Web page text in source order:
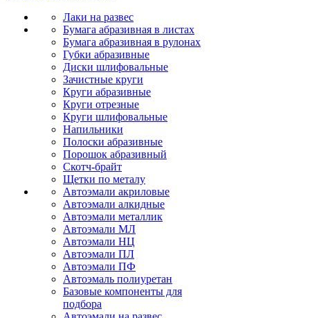
Лаки на развес
Бумага абразивная в листах
Бумага абразивная в рулонах
Губки абразивные
Диски шлифовальные
Зачистные круги
Круги абразивные
Круги отрезные
Круги шлифовальные
Напильники
Полоски абразивные
Порошок абразивный
Скотч-брайт
Щетки по металу
Автоэмали акриловые
Автоэмали алкидные
Автоэмали металлик
Автоэмали МЛ
Автоэмали НЦ
Автоэмали ПЛ
Автоэмали ПФ
Автоэмаль полиуретан
Базовые компоненты для
подбора